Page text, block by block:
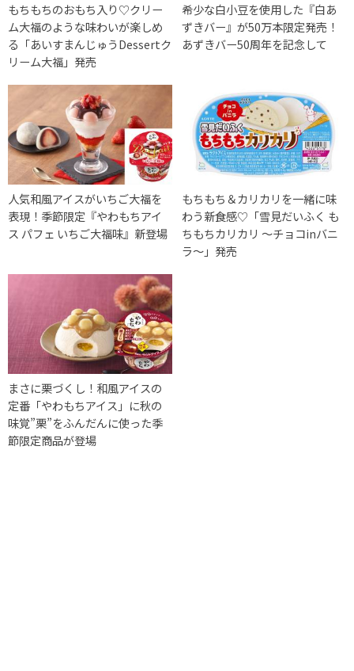
もちもちのおもち入り♡クリー
ム大福のような味わいが楽しめ
る「あいすまんじゅうDessertク
リーム大福」発売
希少な白小豆を使用した『白あ
ずきバー』が50万本限定発売！
あずきバー50周年を記念して
人気和風アイスがいちご大福を
表現！季節限定『やわもちアイ
ス パフェ いちご大福味』新登場
もちもち＆カリカリを一緒に味
わう新食感♡「雪見だいふく も
ちもちカリカリ ～チョコinバニ
ラ～」発売
まさに栗づくし！和風アイスの
定番「やわもちアイス」に秋の
味覚”栗”をふんだんに使った季
節限定商品が登場